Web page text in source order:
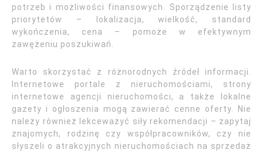
potrzeb i możliwości finansowych. Sporządzenie listy
priorytetów – lokalizacja, wielkość, standard
wykończenia, cena – pomoże w efektywnym
zawężeniu poszukiwań.
Warto skorzystać z różnorodnych źródeł informacji.
Internetowe portale z nieruchomościami, strony
internetowe agencji nieruchomości, a także lokalne
gazety i ogłoszenia mogą zawierać cenne oferty. Nie
należy również lekceważyć siły rekomendacji – zapytaj
znajomych, rodzinę czy współpracowników, czy nie
słyszeli o atrakcyjnych nieruchomościach na sprzedaż